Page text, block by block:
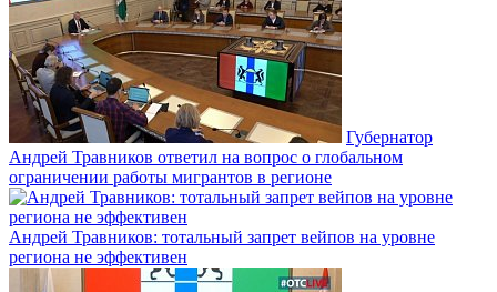
Губернатор
Андрей Травников ответил на вопрос о глобальном
ограничении работы мигрантов в регионе
Андрей Травников: тотальный запрет вейпов на уровне
региона не эффективен